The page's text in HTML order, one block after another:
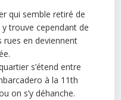
qui semble retiré de
y trouve cependant de
en deviennent
s’étend entre
à la 11th
on s’y déhanche.